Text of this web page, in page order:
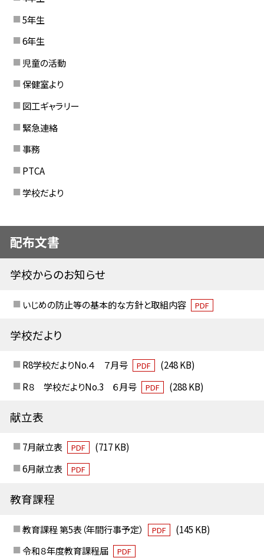
5年生
6年生
児童の活動
保健室より
図工ギャラリー
緊急連絡
事務
PTCA
学校だより
配布文書
学校からのお知らせ
いじめの防止等の基本的な方針と取組内容 PDF
学校だより
R8学校だよりNo.４ ７月号 PDF
(248 KB)
R８ 学校だよりNo.3 ６月号
PDF (288 KB)
献立表
7月献立表 PDF
(717 KB)
6月献立表
PDF
教育課程
教育課程 第5表（年間行事予定） PDF
(145 KB)
令和８年度教育課程届
PDF